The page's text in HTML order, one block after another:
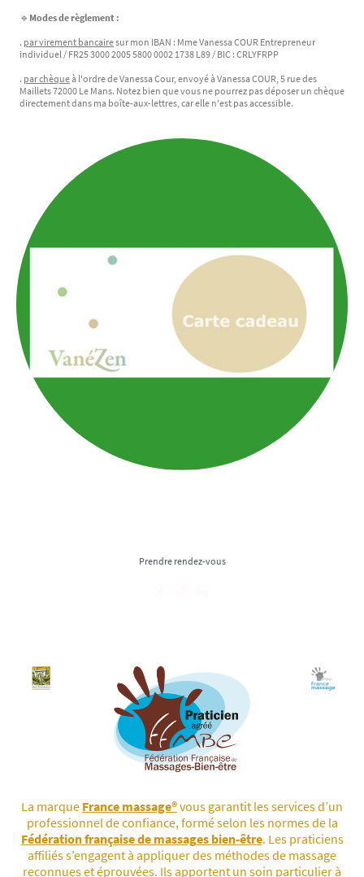
🔹 Modes de règlement :
. par virement bancairesur mon IBAN : Mme Vanessa COUR Entrepreneur
individuel / FR25 3000 2005 5800 0002 1738 L89 / BIC : CRLYFRPP
. par chèqueà l'ordre de Vanessa Cour, envoyé à Vanessa COUR, 5 rue des
Maillets 72000 Le Mans. Notez bien que vous ne pourrez pas déposer un chèque
directement dans ma boîte-aux-lettres, car elle n'est pas accessible.
Prendre rendez-vous
La marque France massage®vous garantit les services d’un
professionnel de confiance, formé selon les normes de la
Fédération française de massages bien-être. Les praticiens
affiliés s’engagent à appliquer des méthodes de massage
reconnues et éprouvées. Ils apportent un soin particulier à